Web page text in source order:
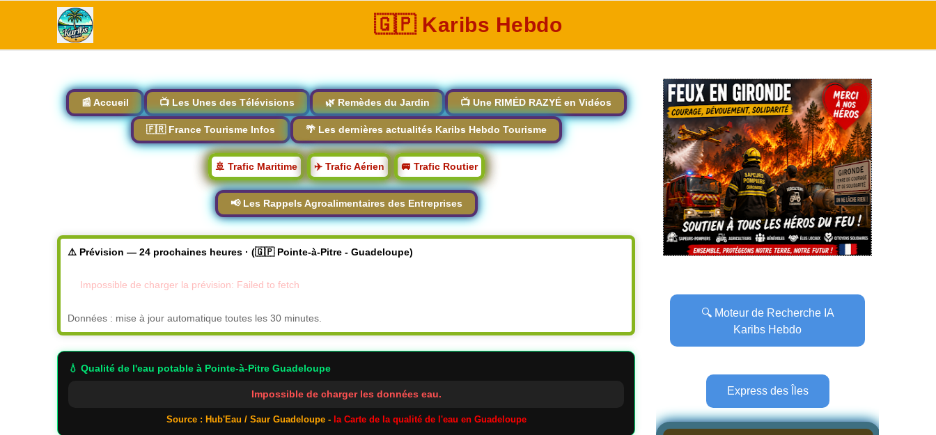
🇬🇵 Karibs Hebdo
📰 Accueil 📺 Les Unes des Télévisions 🌿 Remèdes du Jardin 📺 Une RIMÉD RAZYÉ en Vidéos
🇫🇷 France Tourisme Infos 🌴 Les dernières actualités Karibs Hebdo Tourisme
🚢 Trafic Maritime ✈️ Trafic Aérien 🚐 Trafic Routier
📢 Les Rappels Agroalimentaires des Entreprises
⚠️ Prévision — 24 prochaines heures · (🇬🇵 Pointe-à-Pitre - Guadeloupe)
Impossible de charger la prévision: Failed to fetch
Données : mise à jour automatique toutes les 30 minutes.
💧 Qualité de l'eau potable à Pointe-à-Pitre Guadeloupe
Impossible de charger les données eau.
Source : Hub'Eau / Saur Guadeloupe - la Carte de la qualité de l'eau en Guadeloupe
🔍 Moteur de Recherche IA
Karibs Hebdo
Express des Îles